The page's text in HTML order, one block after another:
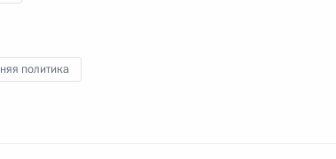
политика